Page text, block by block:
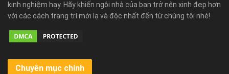
kinh nghiệm hay. Hãy khiến ngôi nhà của bạn trở nên xinh đẹp hơn
với các cách trang trí mới lạ và độc nhất đến từ chúng tôi nhé!
Chuyên mục chính